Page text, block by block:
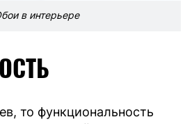
в интерьере
то функциональность